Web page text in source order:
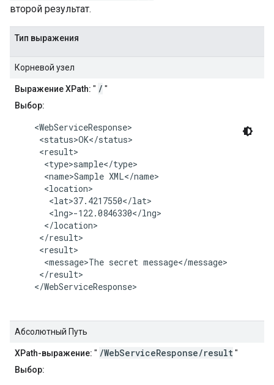
второй результат.
Тип выражения
Корневой узел
Выражение XPath: " / "
Выбор:
    <WebServiceResponse>
     <status>OK</status>
     <result>
      <type>sample</type>
      <name>Sample XML</name>
      <location>
       <lat>37.4217550</lat>
       <lng>-122.0846330</lng>
      </location>
     </result>
     <result>
      <message>The secret message</message>
     </result>
    </WebServiceResponse>
Абсолютный Путь
XPath-выражение: " /WebServiceResponse/result"
Выбор: